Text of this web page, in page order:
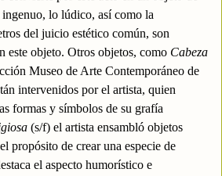
lo lúdico, así como la
del juicio estético común, son
este objeto. Otros objetos, como Cabeza
Museo de Arte Contemporáneo de
intervenidos por el artista, quien
formas y símbolos de su grafía
(s/f) el artista ensambló objetos
propósito de crear una especie de
el aspecto humorístico e